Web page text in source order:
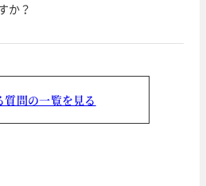
か？
質問の一覧を見る